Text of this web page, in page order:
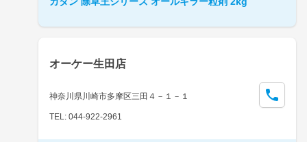
オーケー生田店
神奈川県川崎市多摩区三田４－１－１
TEL: 044-922-2961